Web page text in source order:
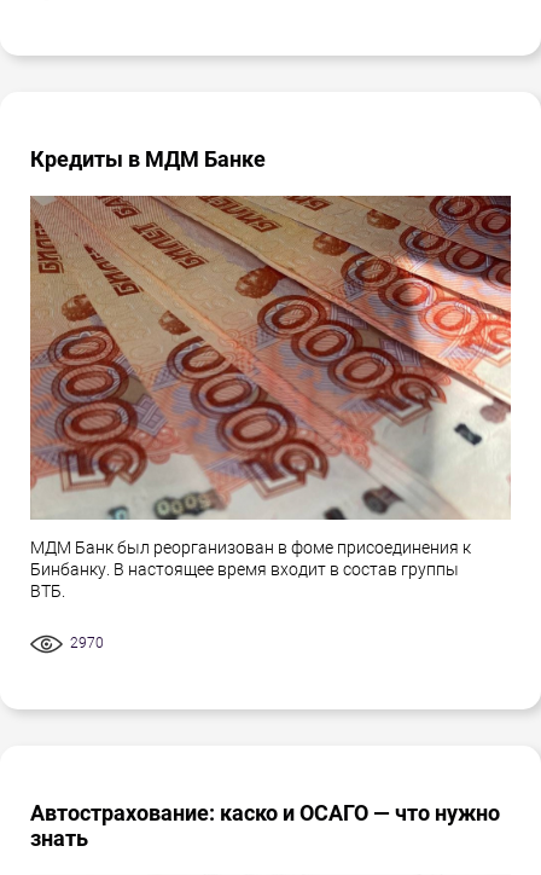
Кредиты в МДМ Банке
МДМ Банк был реорганизован в фоме присоединения к
Бинбанку. В настоящее время входит в состав группы
ВТБ.
2970
Автострахование: каско и ОСАГО — что нужно
знать